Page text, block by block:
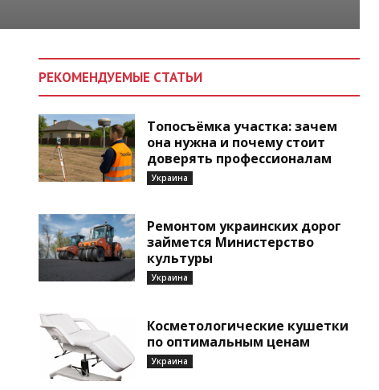
РЕКОМЕНДУЕМЫЕ СТАТЬИ
Топосъёмка участка: зачем
она нужна и почему стоит
доверять профессионалам
Украина
Ремонтом украинских дорог
займется Министерство
культуры
Украина
Косметологические кушетки
по оптимальным ценам
Украина